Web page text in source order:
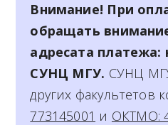
Внимание! При
обращать
адресата
СУНЦ МГУ. СУНЦ
других факультетов
773145001 и ОКТМО: